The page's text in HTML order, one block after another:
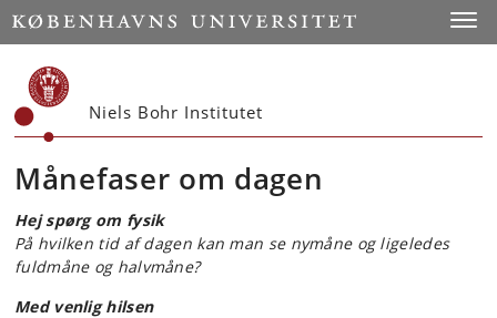
Start
Niels Bohr Institutet
Månefaser om dagen
Hej spørg om fysik
På hvilken tid af dagen kan man se nymåne og ligeledes
fuldmåne og halvmåne?
Med venlig hilsen